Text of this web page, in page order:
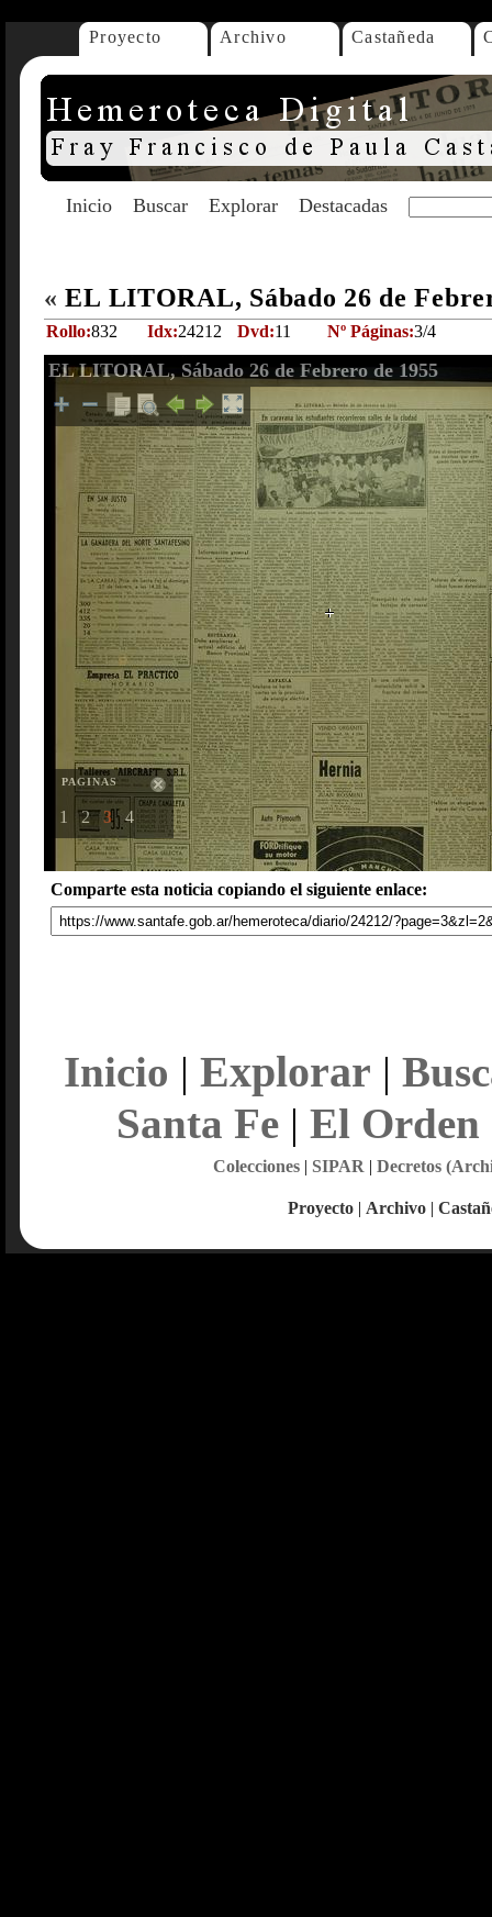
Proyecto Archivo Castañeda
Inicio Buscar Explorar Destacadas
« EL LITORAL, Sábado 26 de
Rollo:832 Idx:24212 Dvd:11 Nº Páginas:3/4
EL LITORAL, Sábado 26 de Febrero de 1955
PAGINAS
1 2 3 4
Comparte esta noticia copiando el siguiente enlace:
Inicio | Explorar |
Santa Fe| El Orden
Colecciones| SIPAR | Decretos
Proyecto | Archivo |